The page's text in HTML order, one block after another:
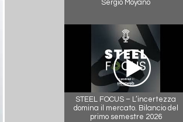
Sergio Moyano
STEEL FOCUS – L’incertezza
domina il mercato. Bilancio del
primo semestre 2026